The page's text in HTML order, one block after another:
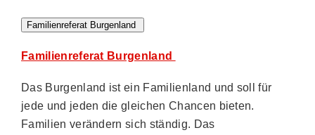
Familienreferat Burgenland
Familienreferat Burgenland
Das Burgenland ist ein Familienland und soll für
jede und jeden die gleichen Chancen bieten.
Familien verändern sich ständig. Das